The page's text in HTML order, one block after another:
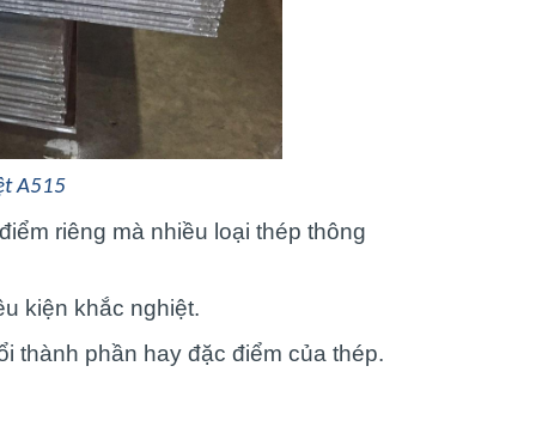
A515
riêng mà nhiều loại thép thông
kiện khắc nghiệt.
thành phần hay đặc điểm của thép.